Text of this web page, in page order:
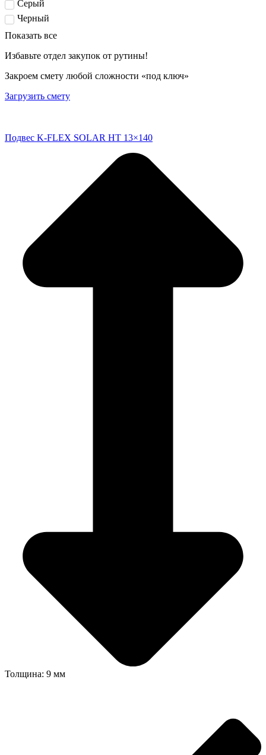
Серый
Черный
Показать все
Избавьте отдел закупок от рутины!
Закроем смету любой сложности «под ключ»
Загрузить смету
Подвес K-FLEX SOLAR HT 13×140
Толщина: 9 мм